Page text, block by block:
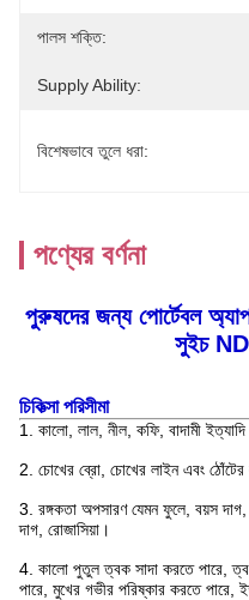
পালস শক্তি:
Supply Ability:
বিশেষভাবে তুলে ধরা:
পণ্যের বর্ণনা
পুরুষদের জন্য পোর্টেবল
সুইচ
চিকিত্সা পরিসীমা
1. কালো, লাল, নীল, কফি, বাদামী
2. চোখের ব্রো, চোখের লাইন এবং ঠোঁটের
3. রঙ্গকতা অপসারণ যেমন ফুলে, বয়স
দাগ, রোজাসিয়া।
4. কালো পুতুল ত্বক সাদা করতে পারে,
পারে, মুখের গভীর পরিষ্কার করতে পারে,